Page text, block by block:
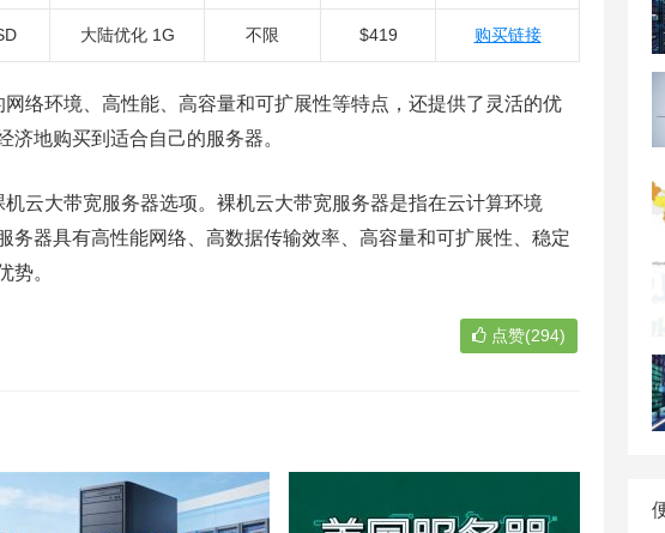
大陆优化 1G 不限 $419 购买链接
络环境、高性能、高容量和可扩展性等特点，还提供了灵活的优
地购买到适合自己的服务器。
云大带宽服务器选项。裸机云大带宽服务器是指在云计算环境
务器具有高性能网络、高数据传输效率、高容量和可扩展性、稳定
势。
点赞(294)